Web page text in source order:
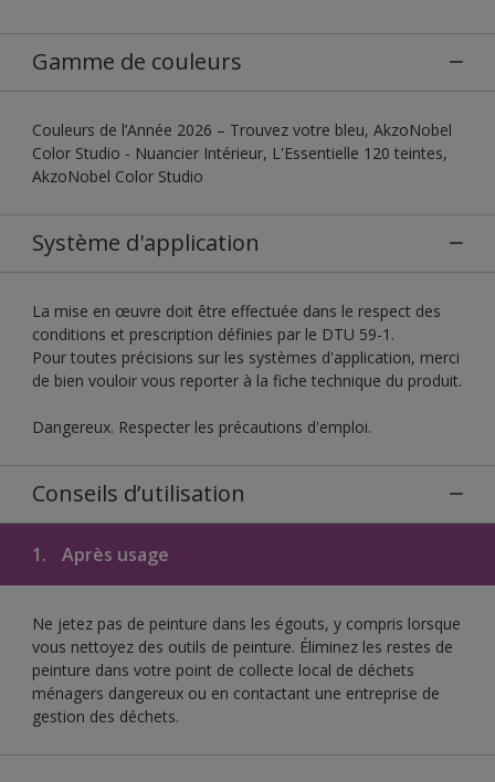
Gamme de couleurs
Couleurs de l’Année 2026 – Trouvez votre bleu, AkzoNobel
Color Studio - Nuancier Intérieur, L'Essentielle 120 teintes,
AkzoNobel Color Studio
Système d'application
La mise en œuvre doit être effectuée dans le respect des
conditions et prescription définies par le DTU 59-1.
Pour toutes précisions sur les systèmes d'application, merci
de bien vouloir vous reporter à la fiche technique du produit.
Dangereux. Respecter les précautions d'emploi.
Conseils d’utilisation
1. Après usage
Ne jetez pas de peinture dans les égouts, y compris lorsque
vous nettoyez des outils de peinture. Éliminez les restes de
peinture dans votre point de collecte local de déchets
ménagers dangereux ou en contactant une entreprise de
gestion des déchets.